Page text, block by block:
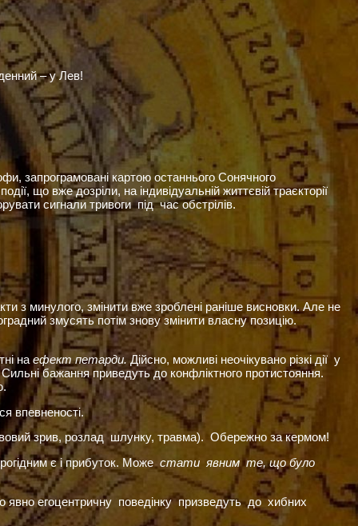
– у Лев!
запрограмовані картою останнього Сонячного
що вже дозріли, на індивідуальній життєвій траєкторії
сигнали тривоги під час обстрілів.
з минулого, змінити вже зроблені раніше висновки. Але не
змусять потім знову змінити власну позицію.
на ефект петарди.Дійсно, можливі неочікувано різкі дії у
бажання приведуть до конфліктного протистояння.
у творчу фантазію.
впевненості.
зрив, розлад шлунку, травма). Обережно за кермом!
є і прибуток. Можестати явним те, що було
явно егоцентричну поведінку призведуть до хибних